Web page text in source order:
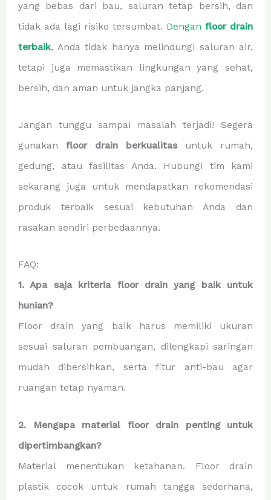
yang bebas dari bau, saluran tetap bersih, dan
tidak ada lagi risiko tersumbat. Dengan floor drain
terbaik, Anda tidak hanya melindungi saluran air,
tetapi juga memastikan lingkungan yang sehat,
bersih, dan aman untuk jangka panjang.
Jangan tunggu sampai masalah terjadi! Segera
gunakan floor drain berkualitasuntuk rumah,
gedung, atau fasilitas Anda. Hubungi tim kami
sekarang juga untuk mendapatkan rekomendasi
produk terbaik sesuai kebutuhan Anda dan
rasakan sendiri perbedaannya.
FAQ:
1. Apa saja kriteria floor drain yang baik untuk
hunian?
Floor drain yang baik harus memiliki ukuran
sesuai saluran pembuangan, dilengkapi saringan
mudah dibersihkan, serta fitur anti-bau agar
ruangan tetap nyaman.
2. Mengapa material floor drain penting untuk
dipertimbangkan?
Material menentukan ketahanan. Floor drain
plastik cocok untuk rumah tangga sederhana,